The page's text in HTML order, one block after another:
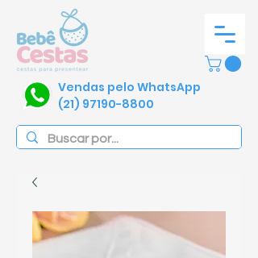
Vendas pelo WhatsApp
(21) 97190-8800